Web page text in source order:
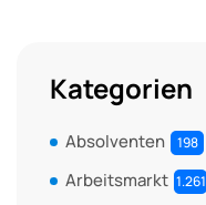
Kategorien
Absolventen 198
Arbeitsmarkt 1.261